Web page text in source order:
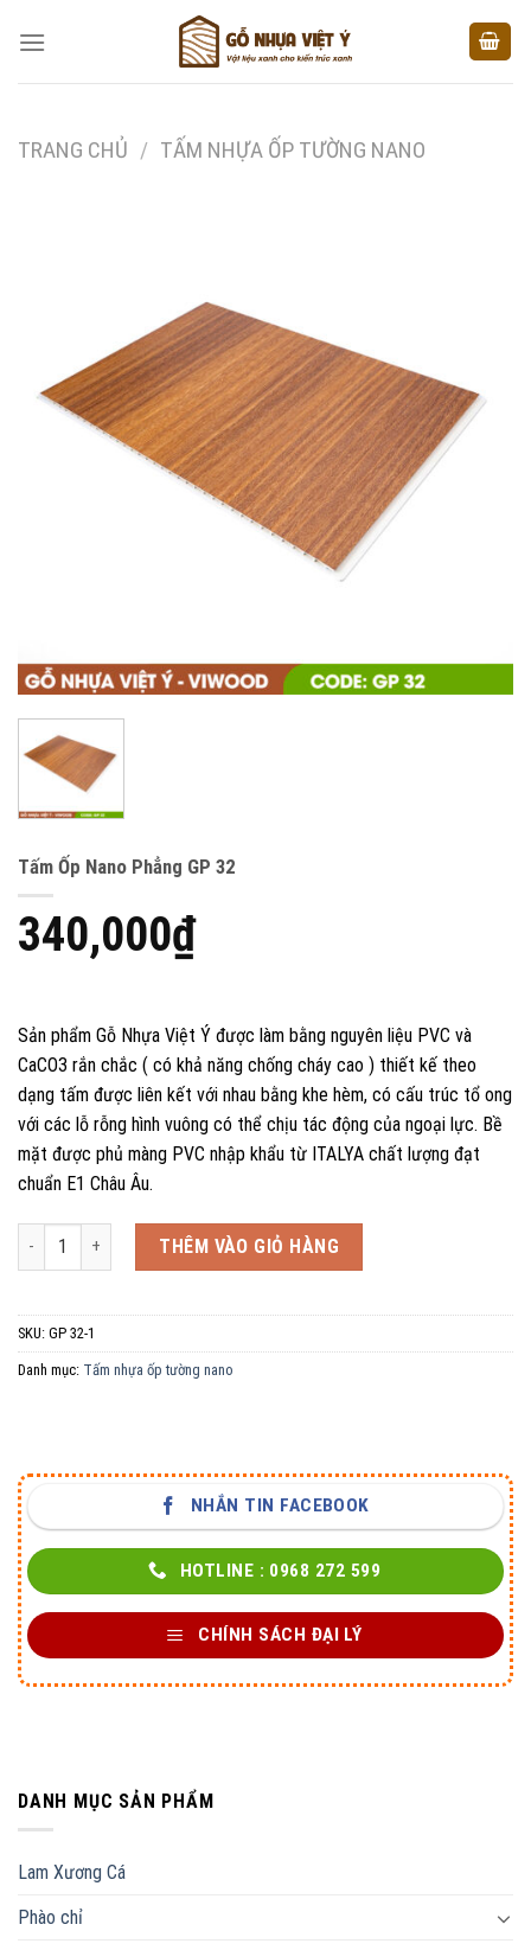
TRANG CHỦ / TẤM NHỰA ỐP TƯỜNG NANO
Tấm Ốp Nano Phẳng GP 32
340,000₫
Sản phẩm Gỗ Nhựa Việt Ý được làm bằng nguyên liệu PVC và
CaCO3 rắn chắc ( có khả năng chống cháy cao ) thiết kế theo
dạng tấm được liên kết với nhau bằng khe hèm, có cấu trúc tổ ong
với các lỗ rỗng hình vuông có thể chịu tác động của ngoại lực. Bề
mặt được phủ màng PVC nhập khẩu từ ITALYA chất lượng đạt
chuẩn E1 Châu Âu.
Tấm Ốp Nano Phẳng GP 32 số lượng
THÊM VÀO GIỎ HÀNG
SKU: GP 32-1
Danh mục: Tấm nhựa ốp tường nano
NHẮN TIN FACEBOOK
HOTLINE : 0968 272 599
CHÍNH SÁCH ĐẠI LÝ
DANH MỤC SẢN PHẨM
Lam Xương Cá
Phào chỉ